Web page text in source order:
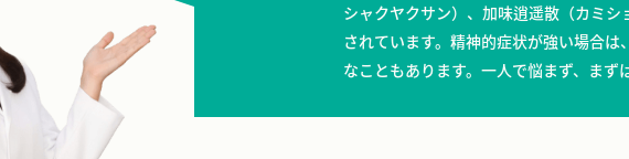
シャクヤクサン）、加味逍遥散（カミ
されています。精神的症状が強い場合
なこともあります。一人で悩まず、まず